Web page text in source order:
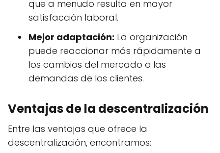
que a menudo resulta en mayor
satisfacción laboral.
Mejor adaptación: La organización
puede reaccionar más rápidamente a
los cambios del mercado o las
demandas de los clientes.
Ventajas de la descentralización
Entre las ventajas que ofrece la
descentralización, encontramos: